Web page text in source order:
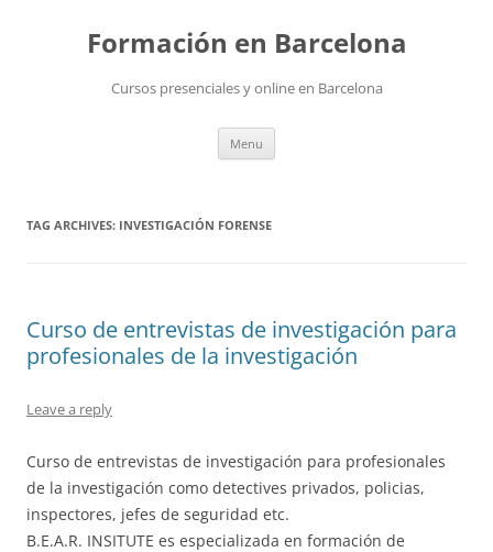
Formación en Barcelona
Cursos presenciales y online en Barcelona
Menu
TAG ARCHIVES: INVESTIGACIÓN FORENSE
Curso de entrevistas de investigación para
profesionales de la investigación
Leave a reply
Curso de entrevistas de investigación para profesionales
de la investigación como detectives privados, policias,
inspectores, jefes de seguridad etc.
B.E.A.R. INSITUTE es especializada en formación de